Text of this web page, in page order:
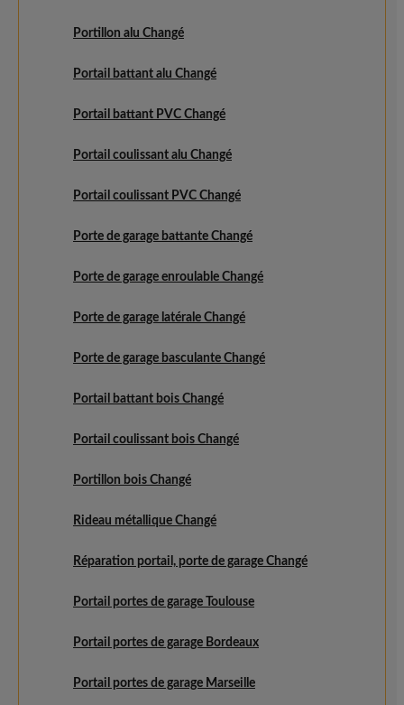
Portillon alu Changé
Portail battant alu Changé
Portail battant PVC Changé
Portail coulissant alu Changé
Portail coulissant PVC Changé
Porte de garage battante Changé
Porte de garage enroulable Changé
Porte de garage latérale Changé
Porte de garage basculante Changé
Portail battant bois Changé
Portail coulissant bois Changé
Portillon bois Changé
Rideau métallique Changé
Réparation portail, porte de garage Changé
Portail portes de garage Toulouse
Portail portes de garage Bordeaux
Portail portes de garage Marseille